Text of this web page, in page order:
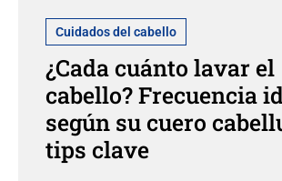
Cuidados del cabello
¿Cada cuánto lavar el
cabello? Frecuencia
según su cuero
tips clave